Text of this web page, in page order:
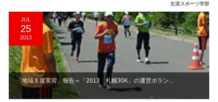
生涯スポーツ学部
JUL
25
2013
「地域支援実習」報告＝「2013 札幌30K」の運営ボラン...